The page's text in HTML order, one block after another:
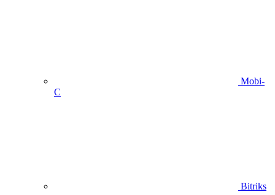
Mobi-
C
Bitriks